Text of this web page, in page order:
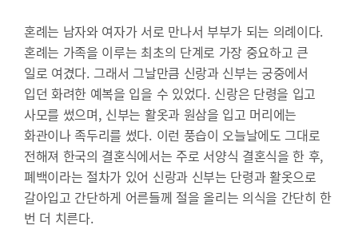
혼례는 남자와 여자가 서로 만나서 부부가 되는 의례이다.
혼례는 가족을 이루는 최초의 단계로 가장 중요하고 큰
일로 여겼다. 그래서 그날만큼 신랑과 신부는 궁중에서
입던 화려한 예복을 입을 수 있었다. 신랑은 단령을 입고
사모를 썼으며, 신부는 활옷과 원삼을 입고 머리에는
화관이나 족두리를 썼다. 이런 풍습이 오늘날에도 그대로
전해져 한국의 결혼식에서는 주로 서양식 결혼식을 한 후,
폐백이라는 절차가 있어 신랑과 신부는 단령과 활옷으로
갈아입고 간단하게 어른들께 절을 올리는 의식을 간단히 한
번 더 치른다.